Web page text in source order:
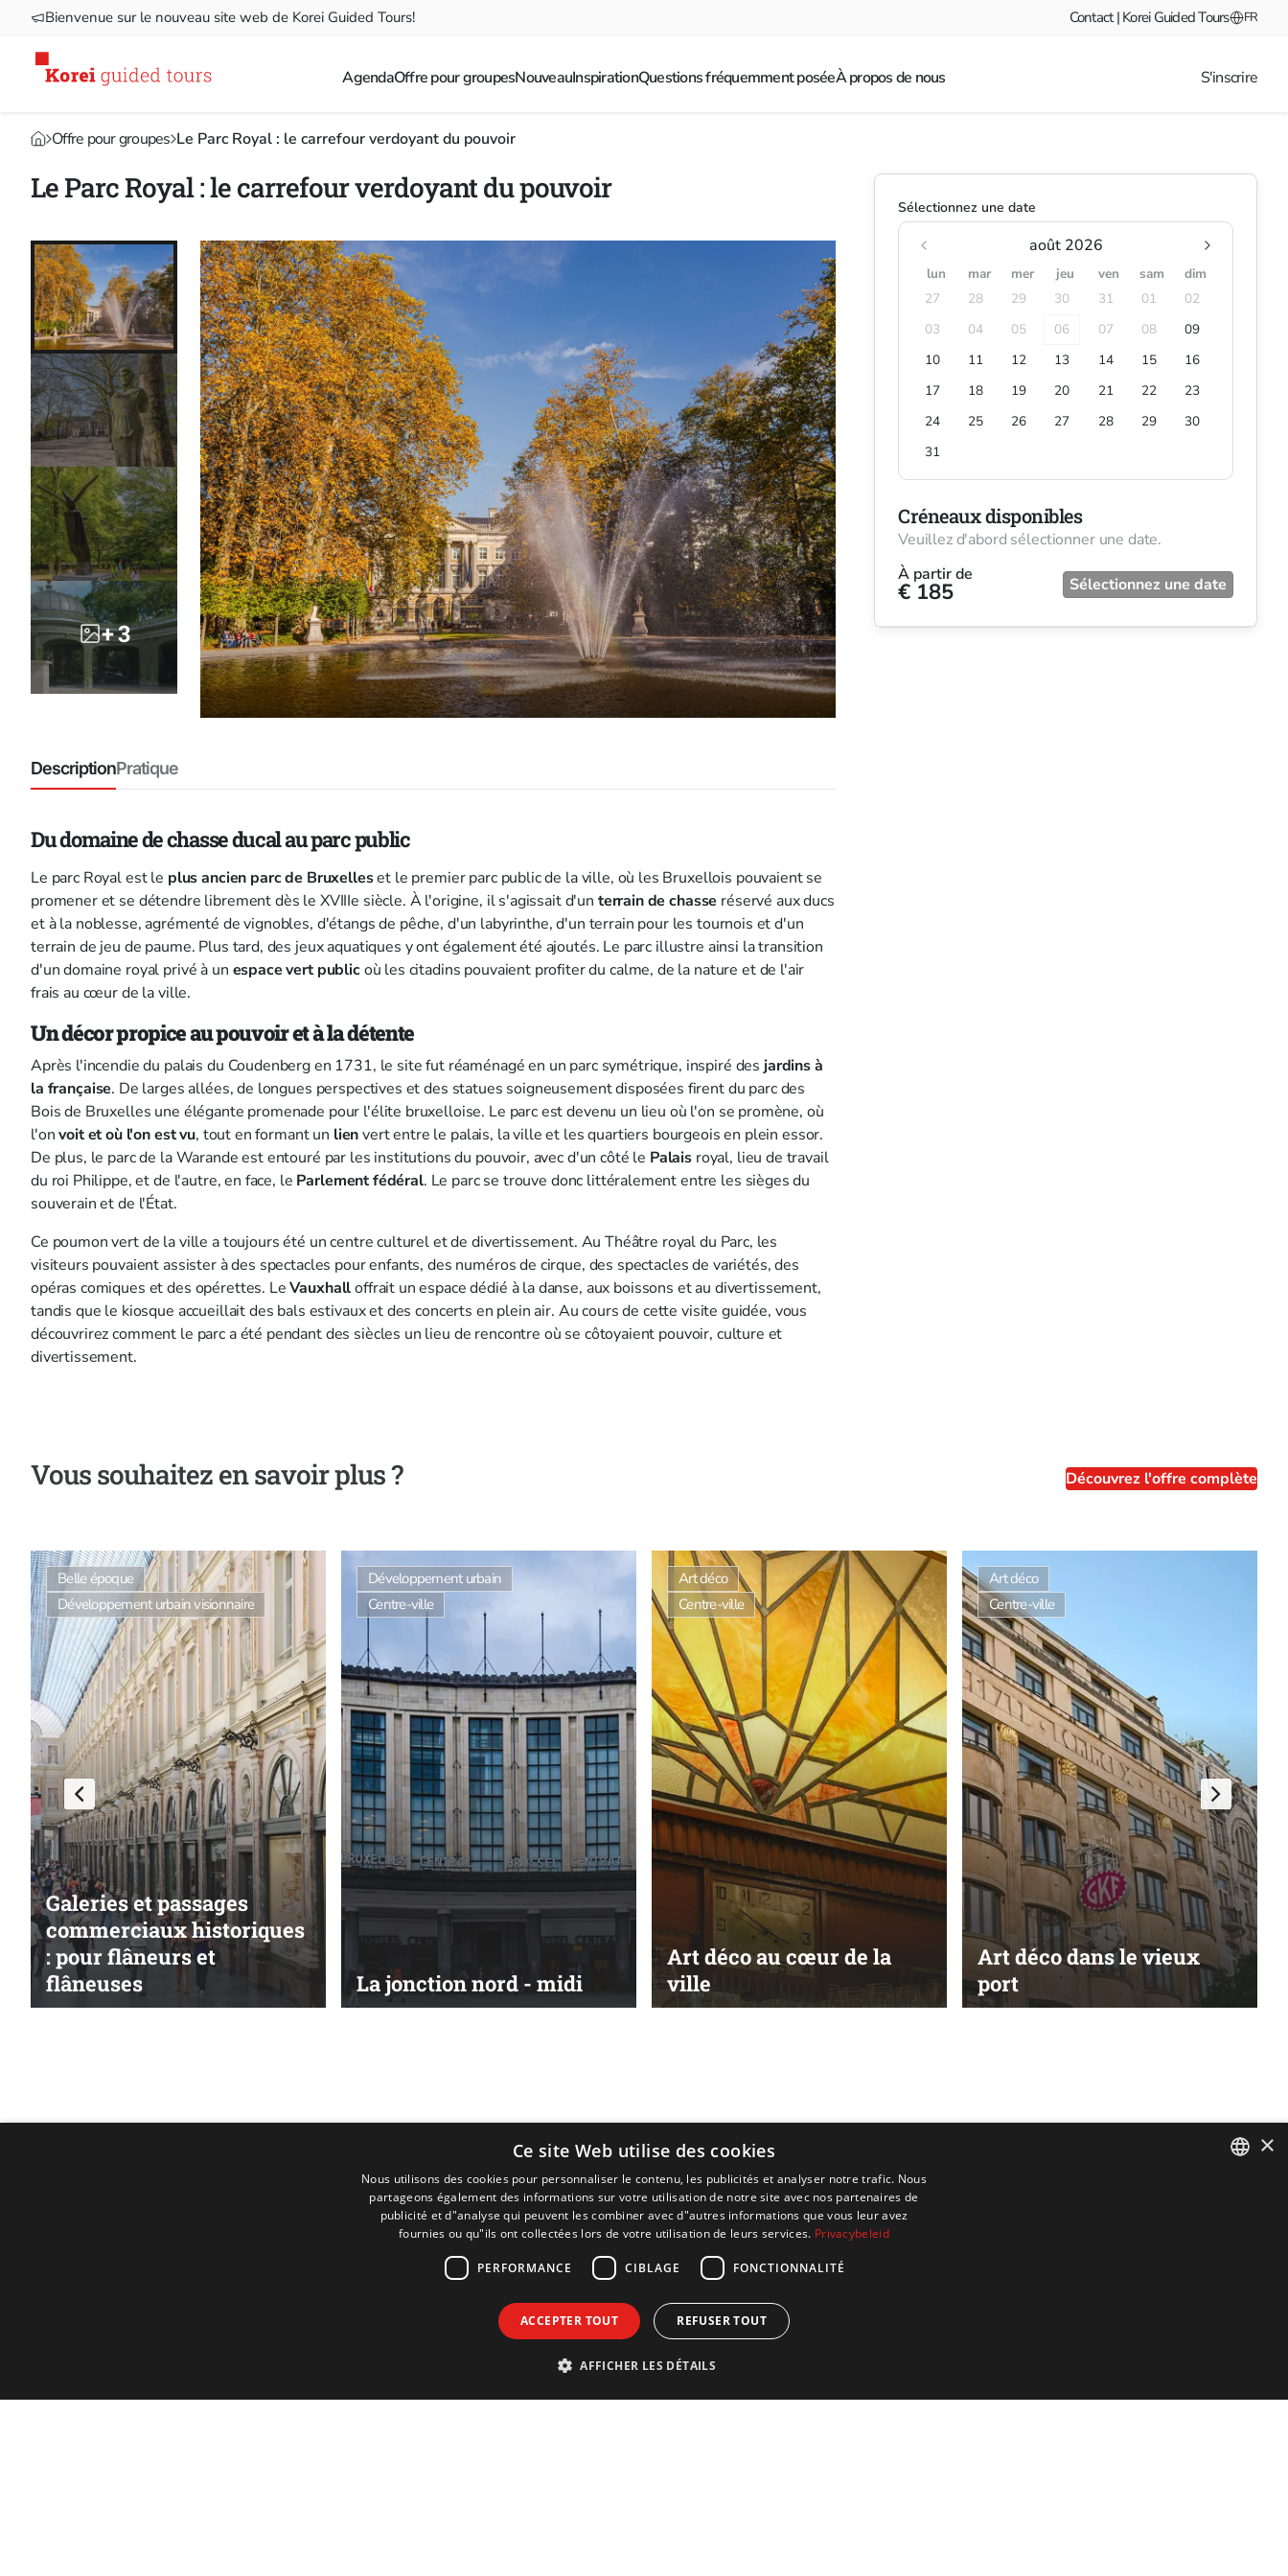
Bienvenue sur le nouveau site web de Korei Guided Tours! Contact | Korei Guided Tours FR
AgendaOffre pour groupesNouveauInspirationQuestions fréquemment poséeÀ propos de nous S'inscrire
Offre pour groupes Le Parc Royal : le carrefour verdoyant du pouvoir
Le Parc Royal : le carrefour verdoyant du pouvoir
+ 3
DescriptionPratique
Du domaine de chasse ducal au parc public
Le parc Royal est le plus ancien parc de Bruxelleset le premier parc public de la ville, où les Bruxellois pouvaient se
promener et se détendre librement dès le XVIIIe siècle. À l'origine, il s'agissait d'un terrainde chasse réservé aux ducs
et à la noblesse, agrémenté de vignobles, d'étangs de pêche, d'un labyrinthe, d'un terrain pour les tournois et d'un
terrain de jeu de paume. Plus tard, des jeux aquatiques y ont également été ajoutés. Le parc illustre ainsi la transition
d'un domaine royal privé à un espace vert publicoù les citadins pouvaient profiter du calme, de la nature et de l'air
frais au cœur de la ville.
Un décor propice au pouvoir et à la détente
Après l'incendie du palais du Coudenberg en 1731, le site fut réaménagé en un parc symétrique, inspiré des jardinsà
la française. De larges allées, de longues perspectives et des statues soigneusement disposées firent du parc des
Bois de Bruxelles une élégante promenade pour l'élite bruxelloise. Le parc est devenu un lieu où l'on se promène, où
l'onvoit et où l'on est vu, tout en formant un lienvert entre le palais, la ville et les quartiers bourgeois en plein essor.
De plus, le parc de la Warande est entouré par les institutions du pouvoir, avec d'un côté le Palais royal, lieu de travail
du roi Philippe, et de l'autre, en face, le Parlement fédéral. Le parc se trouve donc littéralement entre les sièges du
souverain et de l'État.
Ce poumon vert de la ville a toujours été un centre culturel et de divertissement. Au Théâtre royal du Parc, les
visiteurs pouvaient assister à des spectacles pour enfants, des numéros de cirque, des spectacles de variétés, des
opéras comiques et des opérettes. LeVauxhalloffrait un espace dédié à la danse, aux boissons et au divertissement,
tandis que le kiosque accueillait des bals estivaux et des concerts en plein air. Au cours de cette visite guidée, vous
découvrirez comment le parc a été pendant des siècles un lieu de rencontre où se côtoyaient pouvoir, culture et
divertissement.
Sélectionnez une date
août 2026
lun mar mer jeu ven sam
dim
27
28 29 30 31 01
02
03
04 05 06 07 08
09
10
11 12 13 14 15
16
17
18 19 20 21 22
23
24
25 26 27 28 29
30
31
Créneaux disponibles
Veuillez d'abord sélectionner une date.
À partir de
€ 185 Sélectionnez une date
Vous souhaitez en savoir plus ? Découvrez l'offre complète
Belle époque
Développement urbain visionnaire
Galeries et passages
commerciaux historiques
: pour flâneurs et
flâneuses
Développement urbain
Centre-ville
La jonction nord - midi
Art déco
Centre-ville
Art déco au cœur de la
ville
Art déco
Centre-ville
Art déco dans le vieux
port
×
Ce site Web utilise des cookies
Nous utilisons des cookies pour personnaliser le contenu, les publicités et analyser notre trafic. Nous
partageons également des informations sur votre utilisation de notre site avec nos partenaires de
publicité et d"analyse qui peuvent les combiner avec d"autres informations que vous leur avez
fournies ou qu"ils ont collectées lors de votre utilisation de leurs services. Privacybeleid
PERFORMANCE CIBLAGE FONCTIONNALITÉ
ACCEPTER TOUT REFUSER TOUT
AFFICHER LES DÉTAILS